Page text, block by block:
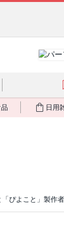
日用
ぴよこと」製作